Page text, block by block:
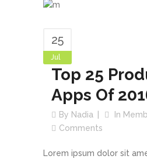
25
Jul
Top 25
Apps Of
By Nadia In
Comments
Lorem ipsum dolor sit